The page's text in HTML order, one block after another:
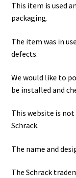
This item is used
packaging.
The item was in
defects.
We would like to
be installed and
This website is not
Schrack.
The name and
The Schrack